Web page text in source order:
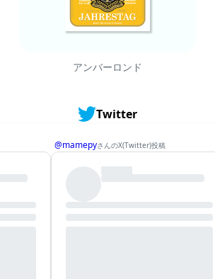
アンバーロンド
Twitter
@mamepyさんのX(Twitter)投稿